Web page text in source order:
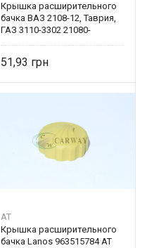
Крышка расширительного
бачка ВАЗ 2108-12, Таврия,
ГАЗ 3110-3302 21080-
51,93
AT
Крышка расширительного
бачка Lanos 963515784 AT